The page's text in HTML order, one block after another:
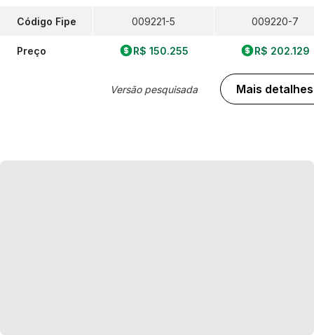
Código Fipe
Preço
009221-5
R$ 150.255
Versão pesquisada
009220-7
R$ 202.129
Mais detalhes